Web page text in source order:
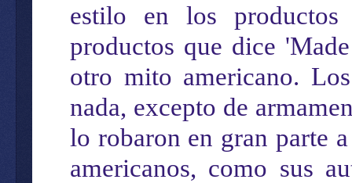
estilo en los
productos que dice
otro mito americano.
nada, excepto de arma
lo robaron en gran parte a
americanos, como sus